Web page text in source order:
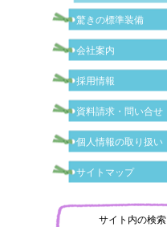
驚きの標準装備
会社案内
採用情報
資料請求・問い合せ
個人情報の取り扱い
サイトマップ
サイト内の検索